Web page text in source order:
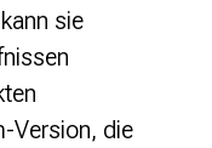
sie
Version, die